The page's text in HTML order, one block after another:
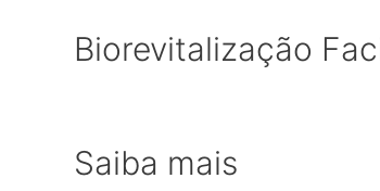
Biorevitalização
Saiba mais